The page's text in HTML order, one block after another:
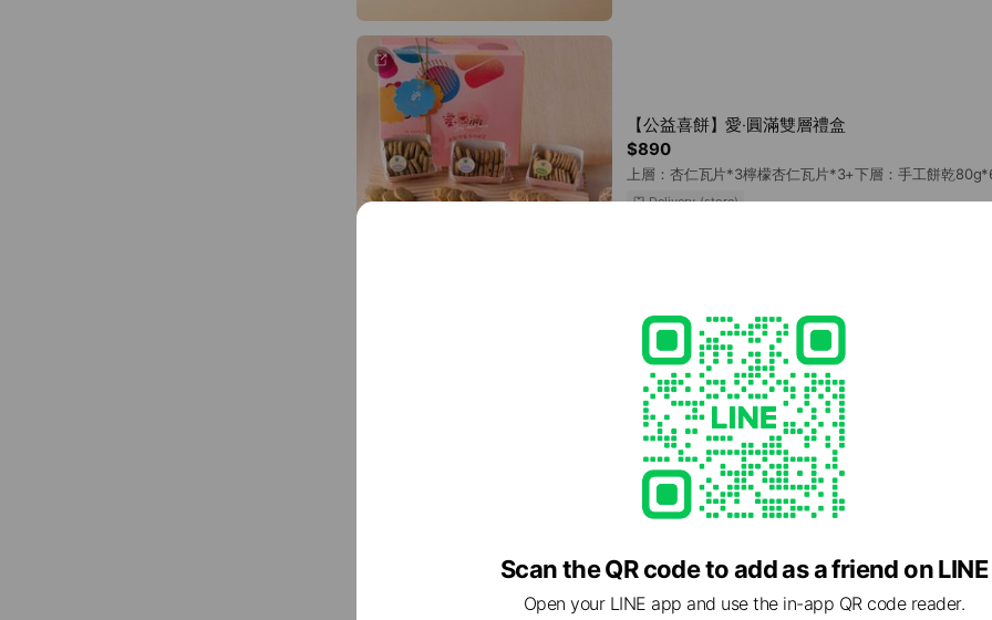
$890
【公益喜餅】愛‧圓滿雙層禮盒
上層：杏仁瓦片*3檸檬杏仁瓦片*3+下層：手工餅乾
Delivery (store)
Scan the QR code to add as a friend on LINE
Open your LINE app and use the in-app QR code reader.